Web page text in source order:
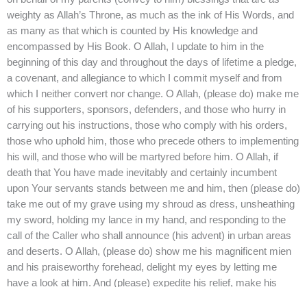
weighty as Allah’s Throne, as much as the ink of His Words, and
as many as that which is counted by His knowledge and
encompassed by His Book. O Allah, I update to him in the
beginning of this day and throughout the days of lifetime a pledge,
a covenant, and allegiance to which I commit myself and from
which I neither convert nor change. O Allah, (please do) make me
of his supporters, sponsors, defenders, and those who hurry in
carrying out his instructions, those who comply with his orders,
those who uphold him, those who precede others to implementing
his will, and those who will be martyred before him. O Allah, if
death that You have made inevitably and certainly incumbent
upon Your servants stands between me and him, then (please do)
take me out of my grave using my shroud as dress, unsheathing
my sword, holding my lance in my hand, and responding to the
call of the Caller who shall announce (his advent) in urban areas
and deserts. O Allah, (please do) show me his magnificent mien
and his praiseworthy forehead, delight my eyes by letting me
have a look at him. And (please) expedite his relief, make his